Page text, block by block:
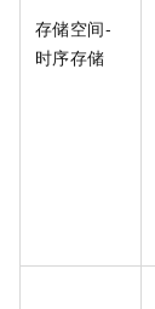
存储空间-
时序存储